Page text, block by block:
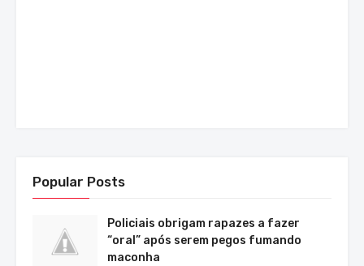
Popular Posts
Policiais obrigam rapazes a fazer
“oral” após serem pegos fumando
maconha